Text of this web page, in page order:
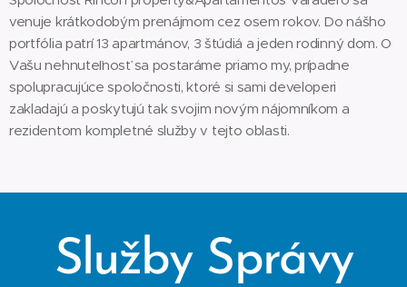
venuje krátkodobým prenájmom cez osem rokov. Do nášho
portfólia patrí 13 apartmánov, 3 štúdiá a jeden rodinný dom. O
Vašu nehnuteľnosť sa postaráme priamo my, prípadne
spolupracujúce spoločnosti, ktoré si sami developeri
zakladajú a poskytujú tak svojim novým nájomníkom a
rezidentom kompletné služby v tejto oblasti.
Služby Správy